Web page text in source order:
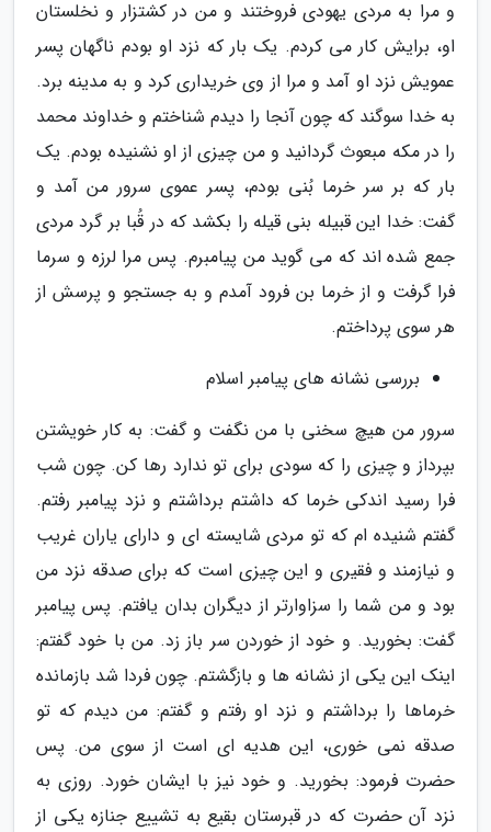
و مرا به مردى یهودى فروختند و من در کشتزار و نخلستان
او، برایش کار مى کردم. یک بار که نزد او بودم ناگهان پسر
عمویش نزد او آمد و مرا از وى خریدارى کرد و به مدینه برد.
به خدا سوگند که چون آنجا را دیدم شناختم و خداوند محمد
را در مکه مبعوث گردانید و من چیزى از او نشنیده بودم. یک
بار که بر سر خرما بُنى بودم، پسر عموى سرور من آمد و
گفت: خدا این قبیله بنى قیله را بکشد که در قُبا بر گرد مردى
جمع شده اند که مى گوید من پیامبرم. پس مرا لرزه و سرما
فرا گرفت و از خرما بن فرود آمدم و به جستجو و پرسش از
هر سوى پرداختم.
بررسی نشانه های پیامبر اسلام
سرور من هیچ سخنى با من نگفت و گفت: به کار خویشتن
بپرداز و چیزى را که سودى براى تو ندارد رها کن. چون شب
فرا رسید اندکى خرما که داشتم برداشتم و نزد پیامبر رفتم.
گفتم شنیده ام که تو مردى شایسته اى و دارای یاران غریب
و نیازمند و فقیری و این چیزى است که براى صدقه نزد من
بود و من شما را سزاوارتر از دیگران بدان یافتم. پس پیامبر
گفت: بخورید. و خود از خوردن سر باز زد. من با خود گفتم:
اینک این یکى از نشانه ها و بازگشتم. چون فردا شد بازمانده
خرماها را برداشتم و نزد او رفتم و گفتم: من دیدم که تو
صدقه نمى خورى، این هدیه اى است از سوى من. پس
حضرت فرمود: بخورید. و خود نیز با ایشان خورد. روزى به
نزد آن حضرت که در قبرستان بقیع به تشییع جنازه یکى از